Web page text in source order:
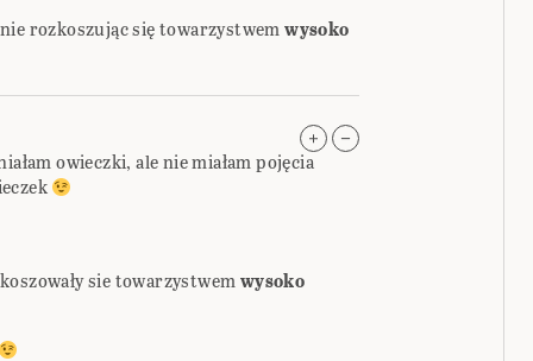
rozkoszując się towarzystwemwysoko
owieczki, ale nie miałam pojęcia
sie towarzystwemwysoko